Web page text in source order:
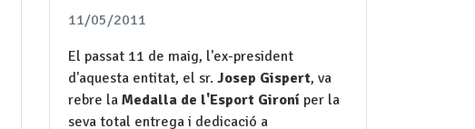
11/05/2011
El passat 11 de maig, l'ex-president
d'aquesta entitat, el sr. Josep Gispert, va
rebre la Medalla de l'Esport Gironí per la
seva total entrega i dedicació a